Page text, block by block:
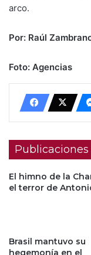
arco.
Por: Raúl
Foto: Agencias
El himno de la
el terror de
Brasil mantuvo su
hegemonía en el